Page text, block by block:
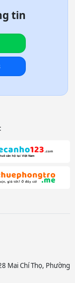
tin
Mai Chí Thọ, Phường